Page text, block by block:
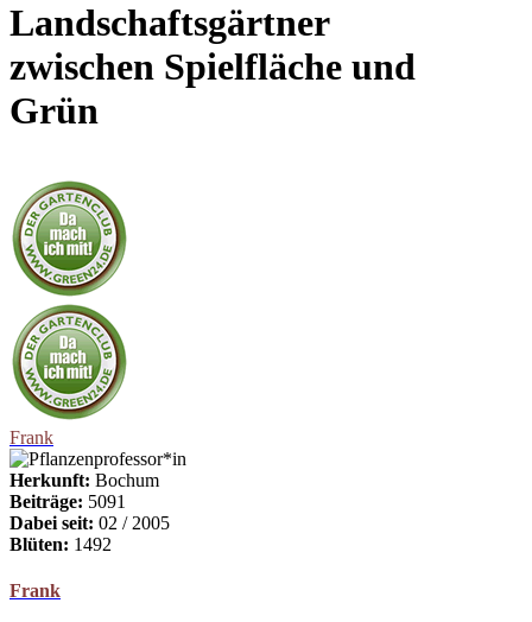
Landschaftsgärtner
zwischen Spielfläche und
Grün
Frank
Herkunft: Bochum
Beiträge: 5091
Dabei seit: 02 / 2005
Blüten: 1492
Frank